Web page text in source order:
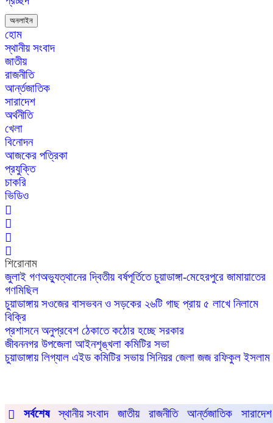
অনলাইন
হোম
স্থানীয় সংবাদ
জাতীয়
রাজনীতি
আর্ন্তজাতিক
সারাদেশ
অর্থনীতি
খেলা
বিনোদন
আজকের পত্রিকা
প্রযুক্তি
চাকরি
ভিডিও
শিরোনাম
জুলাই গণঅভ্যুত্থানের দ্বিতীয় বর্ষপূর্তিতে চুয়াডাঙ্গা-মেহেরপুরে জামায়াতের
গণমিছিল
চুয়াডাঙ্গায় সওজের বাসভবন ও সড়কের ২৬টি গাছ প্রায় ৫ লাখে নিলামে
বিক্রি
প্রশাসনে অনুপ্রবেশ ঠেকাতে কঠোর হচ্ছে সরকার
জীবননগর উপজেলা আইনশৃঙ্খলা কমিটির সভা
চুয়াডাঙ্গায় লিগ্যাল এইড কমিটির সভায় সিনিয়র জেলা জজ রফিকুল ইসলাম
সর্বশেষ স্থানীয় সংবাদ জাতীয় রাজনীতি আর্ন্তজাতিক
সারাদেশ